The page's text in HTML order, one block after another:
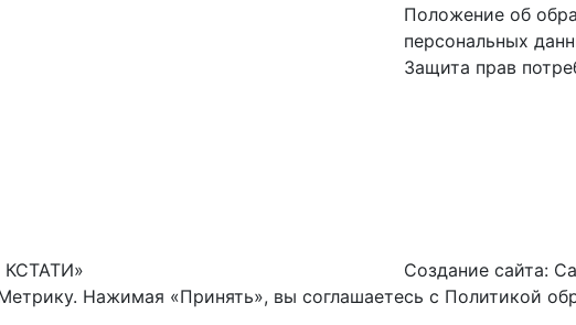
Положение об
персональных
Защита прав
Создание сайта:
Нажимая «Принять», вы соглашаетесь с Политикой